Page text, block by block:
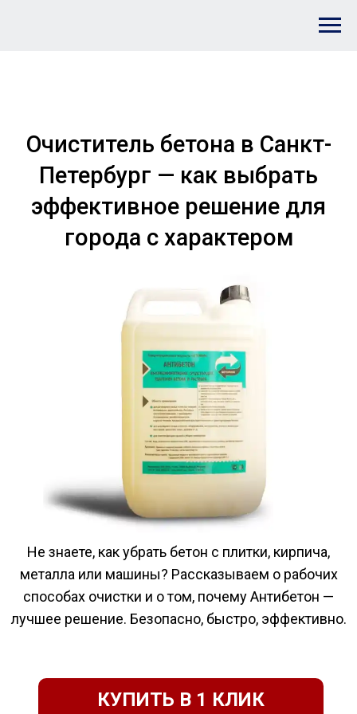
Очиститель бетона в Санкт-
Петербург — как выбрать
эффективное решение для
города с характером
Не знаете, как убрать бетон с плитки, кирпича,
металла или машины? Рассказываем о рабочих
способах очистки и о том, почему Антибетон —
лучшее решение. Безопасно, быстро, эффективно.
КУПИТЬ В 1 КЛИК
насыщенной архитектурой,
строительными проектами и